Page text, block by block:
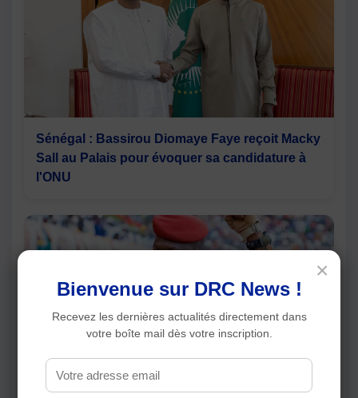
Sénégal : Bassirou Diomaye Faye reçoit Macky
Sall au Palais pour évoquer sa candidature à
l'ONU
Burkina Faso : Ibrahim Traoré appelle à un
×
Bienvenue sur DRC News !
Recevez les dernières actualités directement dans
votre boîte mail dès votre inscription.